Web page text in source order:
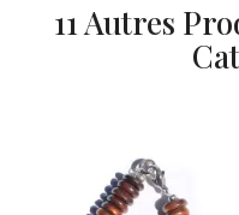
11 Autres